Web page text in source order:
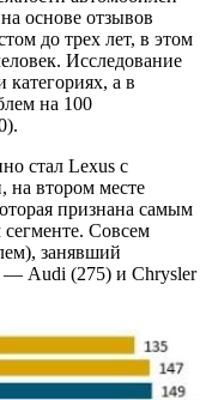
основе отзывов
до трех лет, в этом
Исследование
категориях, а в
на 100
стал Lexus с
на втором месте
признана самым
Совсем
занявший
— Audi (275) и Chrysler